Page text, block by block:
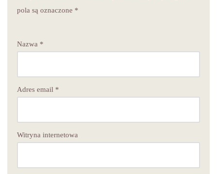
pola są oznaczone *
Nazwa *
Adres email *
Witryna internetowa